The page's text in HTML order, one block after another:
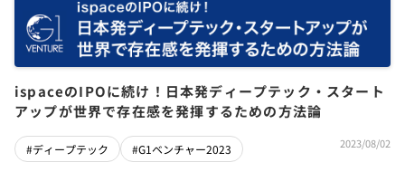
ispaceのIPOに続け！日本発ディープテック・スタート
アップが世界で存在感を発揮するための方法論
#ディープテック #G1ベンチャー2023 2023/08/02